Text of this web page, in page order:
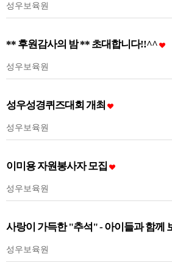
성우보육원
** 후원감사의 밤 ** 초대합니다!!^^
성우보육원
성우성경퀴즈대회 개최
성우보육원
이미용 자원봉사자 모집
성우보육원
사랑이 가득한 "추석" - 아이들과 함께
성우보육원